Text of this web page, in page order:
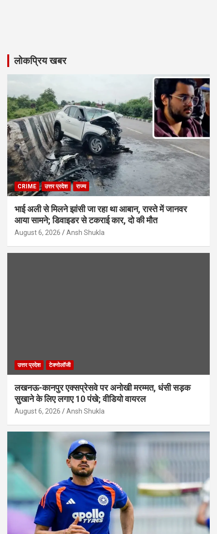
लोकप्रिय खबर
CRIME उत्तर प्रदेश राज्य
भाई अली से मिलने झांसी जा रहा था आबान, रास्ते में जानवर
आया सामने; डिवाइडर से टकराई कार, दो की मौत
August 6, 2026 Ansh Shukla
उत्तर प्रदेश टेक्नोलॉजी
लखनऊ-कानपुर एक्सप्रेसवे पर अनोखी मरम्मत, धंसी सड़क
सुखाने के लिए लगाए 10 पंखे; वीडियो वायरल
August 6, 2026 Ansh Shukla